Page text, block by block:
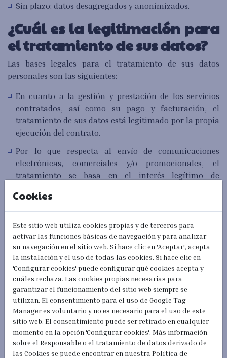
Sin plazo: datos desagregados y anonimizados.
¿Cuál es la legitimación para
el tratamiento de sus datos?
Las bases legales para el tratamiento de sus datos
personales son las siguientes:
En cuanto a la gestión y prestación de los servicios
contratados, así como su pago y facturación, el
tratamiento de sus datos está legitimado por la propia
ejecución del contrato.
Por lo que respecta al envío de comunicaciones
electrónicas, comerciales y/o promocionales, el
tratamiento se basa en el interés legítimo de
selección, la legitimación para dicho tratamiento es
su consentimiento.
Para cualesquiera otros tratamientos de sus datos
personales, EXTRANJERIA24H recabará para cada caso
concreto su expreso consentimiento, en cuyo caso éste
constituirá la base legitimadora del tratamiento.
Por último, también se podrán utilizar sus datos
personales para el cumplimiento de las diferentes
obligaciones legales exigibles a EXTRANJERIA24H, en
cuyo caso ésta será la base legitimadora.
Cookies
Este sitio web utiliza cookies propias y de terceros para
activar las funciones básicas de navegación y para analizar
su navegación en el sitio web. Si hace clic en 'Aceptar', acepta
la instalación y el uso de todas las cookies. Si hace clic en
'Configurar cookies' puede configurar qué cookies acepta y
cuáles rechaza. Las cookies propias necesarias para
garantizar el funcionamiento del sitio web siempre se
utilizan. El consentimiento para el uso de Google Tag
Manager es voluntario y no es necesario para el uso de este
sitio web. El consentimiento puede ser retirado en cualquier
momento en la opción 'Configurar cookies'. Más información
sobre el Responsable o el tratamiento de datos derivado de
las Cookies se puede encontrar en nuestra Política de